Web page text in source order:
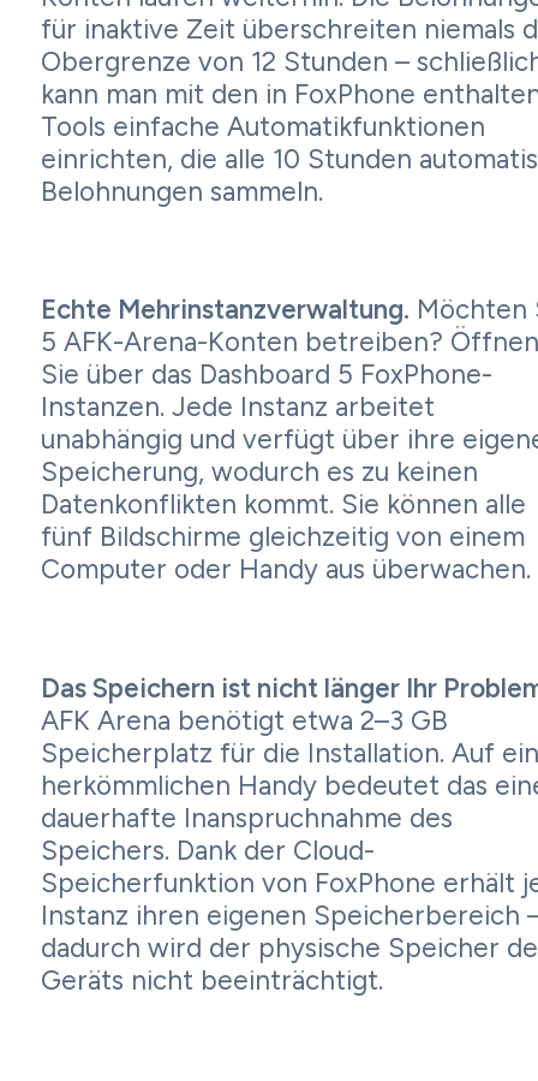
für inaktive Zeit überschreiten niemals
Obergrenze von 12 Stunden –
kann man mit den in FoxPhone
Tools einfache Automatikfunktionen
einrichten, die alle 10 Stunden
Belohnungen sammeln.
Echte Mehrinstanzverwaltung. Möchten
5 AFK-Arena-Konten betreiben? Öffnen
Sie über das Dashboard 5 FoxPhone-
Instanzen. Jede Instanz arbeitet
unabhängig und verfügt über ihre
Speicherung, wodurch es zu keinen
Datenkonflikten kommt. Sie können alle
fünf Bildschirme gleichzeitig von einem
Computer oder Handy aus überwachen.
Das Speichern ist nicht länger Ihr
AFK Arena benötigt etwa 2–3 GB
Speicherplatz für die Installation. Auf
herkömmlichen Handy bedeutet das
dauerhafte Inanspruchnahme des
Speichers. Dank der Cloud-
Speicherfunktion von FoxPhone erhält
Instanz ihren eigenen Speicherbereich
dadurch wird der physische Speicher
Geräts nicht beeinträchtigt.